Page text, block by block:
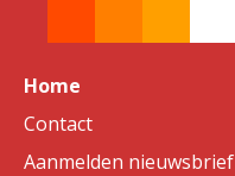
Home
Contact
Aanmelden nieuwsbrief